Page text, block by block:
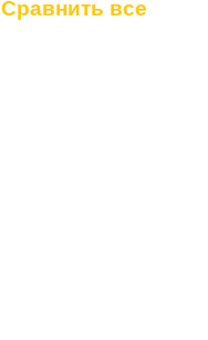
Сравнить все